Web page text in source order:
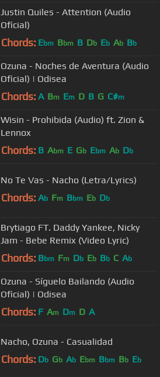
Justin Quiles - Attention (Audio
Oficial)
Chords: Ebm Bbm B Db Eb Ab Bb
Ozuna - Noches de Aventura (Audio
Oficial) | Odisea
Chords: A Bm Em D B G C#m
Wisin - Prohibida (Audio) ft. Zion &
Lennox
Chords: B Abm E Gb Ebm Ab Db
No Te Vas - Nacho (Letra/Lyrics)
Chords: Ab Fm Bbm Eb Db
Brytiago FT. Daddy Yankee, Nicky
Jam - Bebe Remix (Video Lyric)
Chords: Bbm Fm Db Eb Bb C Ab
Ozuna - Síguelo Bailando (Audio
Oficial) | Odisea
Chords: F Am Dm D A
Nacho, Ozuna - Casualidad
Chords: Db Gb Ab Ebm Bbm Bb Eb